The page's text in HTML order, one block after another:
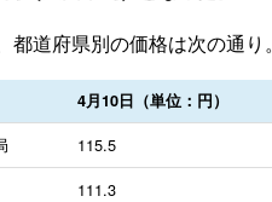
都道府県別の価格は次の通り。
4月10日（単位：円）
115.5
111.3